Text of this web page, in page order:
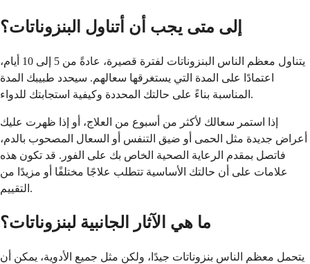
إلى متى يجب أن أتناول البنزوناتات؟
يتناول معظم الناس البنزوناتات لفترة قصيرة، عادةً من 5 إلى 10 أيام،
اعتمادًا على المدة التي يستغرقها سعالهم. سيحدد طبيبك المدة
المناسبة بناءً على حالتك المحددة وكيفية استجابتك للدواء.
إذا استمر سعالك لأكثر من أسبوع من العلاج، أو إذا ظهرت عليك
أعراض جديدة مثل الحمى أو ضيق التنفس أو السعال المصحوب بالدم،
فاتصل بمقدم الرعاية الصحية الخاص بك على الفور. قد تكون هذه
علامات على أن حالتك الأساسية تتطلب علاجًا مختلفًا أو مزيدًا من
التقييم.
ما هي الآثار الجانبية لبنزوناتات؟
يتحمل معظم الناس بنزوناتات جيدًا، ولكن مثل جميع الأدوية، يمكن أن